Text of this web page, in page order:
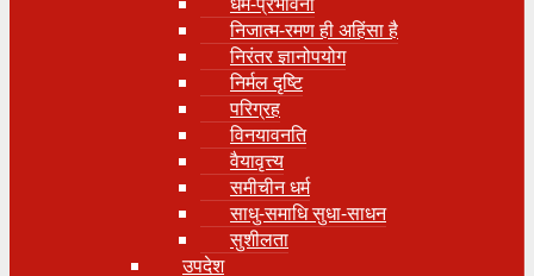
निजात्म-रमण ही अहिंसा है
निरंतर ज्ञानोपयोग
निर्मल दृष्टि
परिग्रह
विनयावनति
वैयावृत्त्य
समीचीन धर्म
साधु-समाधि सुधा-साधन
सुशीलता
उपदेश